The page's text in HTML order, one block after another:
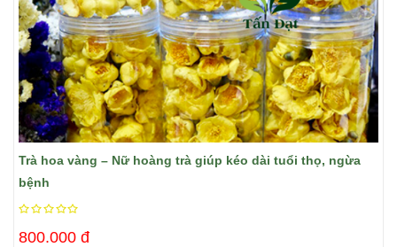
Trà hoa vàng – Nữ hoàng trà giúp kéo dài tuổi thọ, ngừa
bệnh
800.000 đ